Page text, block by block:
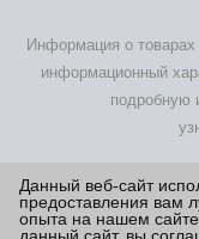
Информация о товарах
информационный
подробную
2026 © Foton Motor -
Данный веб-сайт
предоставления вам
опыта на нашем